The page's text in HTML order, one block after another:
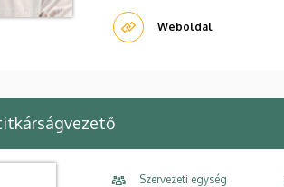
Weboldal
Szervezeti egység